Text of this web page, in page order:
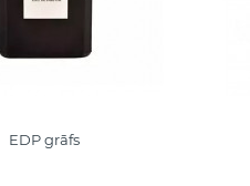
EDP grāfs